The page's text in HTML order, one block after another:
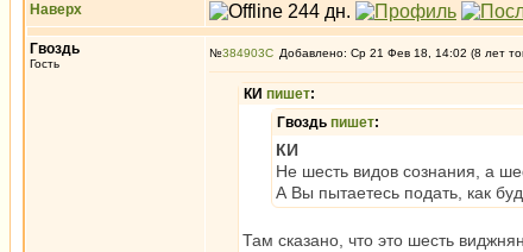
Наверх
Гвоздь
Гость
№384903 Добавлено: Ср 21 Фев 18, 14:02 (8 лет
КИ пишет:
Гвоздь пишет:
КИ
Не шесть видов сознания, а
А Вы пытаетесь подать, как
Там сказано, что это шесть виджнян.